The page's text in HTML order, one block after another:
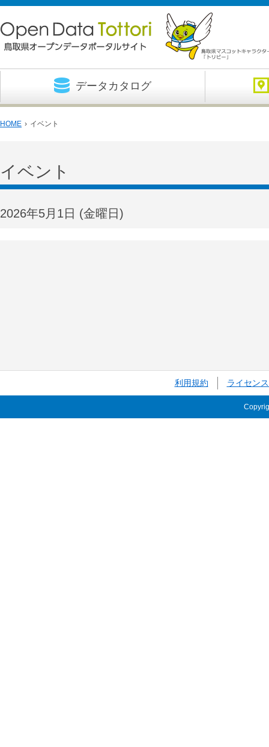
データカタログ
HOME › イベント
イベント
2026年5月1日 (金曜日 )
利用規約 ライセン